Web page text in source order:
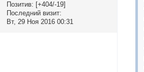
Позитив: [+404/-19]
Последний визит:
Вт, 29 Ноя 2016 00:31